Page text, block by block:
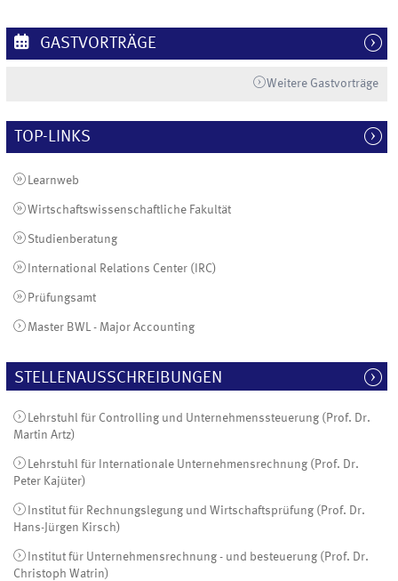
GASTVORTRÄGE
Weitere Gastvorträge
TOP-LINKS
Learnweb
Wirtschaftswissenschaftliche Fakultät
Studienberatung
International Relations Center (IRC)
Prüfungsamt
Master BWL - Major Accounting
STELLENAUSSCHREIBUNGEN
Lehrstuhl für Controlling und Unternehmenssteuerung (Prof. Dr.
Martin Artz)
Lehrstuhl für Internationale Unternehmensrechnung (Prof. Dr.
Peter Kajüter)
Institut für Rechnungslegung und Wirtschaftsprüfung (Prof. Dr.
Hans-Jürgen Kirsch)
Institut für Unternehmensrechnung - und besteuerung (Prof. Dr.
Christoph Watrin)